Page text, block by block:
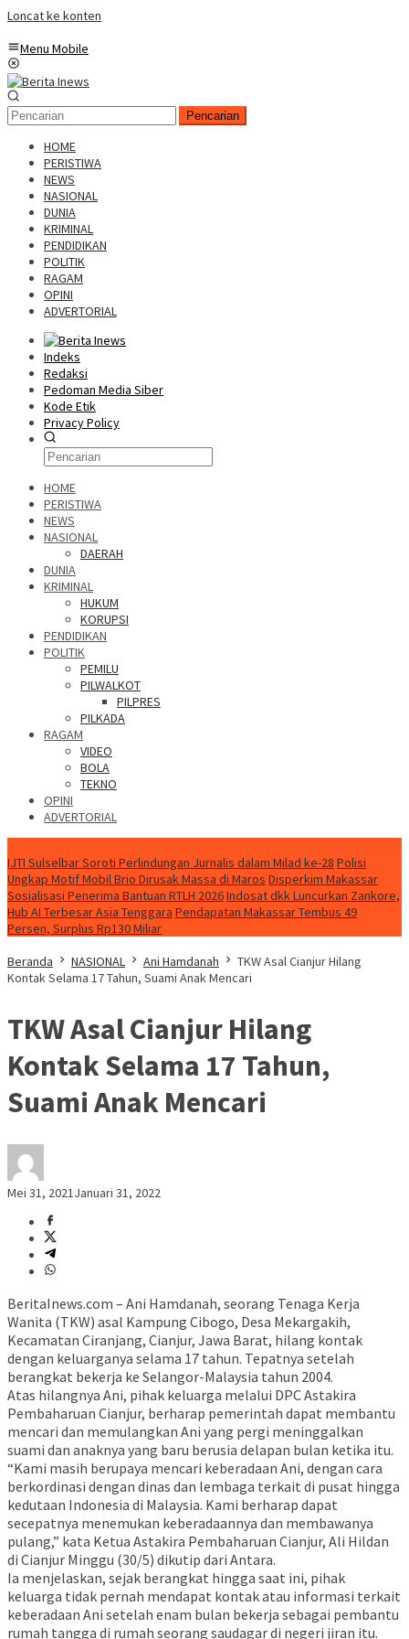
Loncat ke konten
Menu Mobile
Pencarian
HOME
PERISTIWA
NEWS
NASIONAL
DUNIA
KRIMINAL
PENDIDIKAN
POLITIK
RAGAM
OPINI
ADVERTORIAL
Indeks
Redaksi
Pedoman Media Siber
Kode Etik
Privacy Policy
HOME
PERISTIWA
NEWS
NASIONAL
DAERAH
DUNIA
KRIMINAL
HUKUM
KORUPSI
PENDIDIKAN
POLITIK
PEMILU
PILWALKOT
PILPRES
PILKADA
RAGAM
VIDEO
BOLA
TEKNO
OPINI
ADVERTORIAL
IJTI Sulselbar Soroti Perlindungan Jurnalis dalam Milad ke-28 Polisi
Ungkap Motif Mobil Brio Dirusak Massa di Maros Disperkim Makassar
Sosialisasi Penerima Bantuan RTLH 2026Indosat dkk Luncurkan Zankore,
Hub AI Terbesar Asia Tenggara Pendapatan Makassar Tembus 49
Persen, Surplus Rp130 Miliar
Beranda
NASIONAL Ani Hamdanah
TKW Asal Cianjur Hilang
Kontak Selama 17 Tahun, Suami Anak Mencari
TKW Asal Cianjur Hilang
Kontak Selama 17 Tahun,
Suami Anak Mencari
Mei 31, 2021Januari 31, 2022
BeritaInews.com – Ani Hamdanah, seorang Tenaga Kerja
Wanita (TKW) asal Kampung Cibogo, Desa Mekargakih,
Kecamatan Ciranjang, Cianjur, Jawa Barat, hilang kontak
dengan keluarganya selama 17 tahun. Tepatnya setelah
berangkat bekerja ke Selangor-Malaysia tahun 2004.
Atas hilangnya Ani, pihak keluarga melalui DPC Astakira
Pembaharuan Cianjur, berharap pemerintah dapat membantu
mencari dan memulangkan Ani yang pergi meninggalkan
suami dan anaknya yang baru berusia delapan bulan ketika itu.
“Kami masih berupaya mencari keberadaan Ani, dengan cara
berkordinasi dengan dinas dan lembaga terkait di pusat hingga
kedutaan Indonesia di Malaysia. Kami berharap dapat
secepatnya menemukan keberadaannya dan membawanya
pulang,” kata Ketua Astakira Pembaharuan Cianjur, Ali Hildan
di Cianjur Minggu (30/5) dikutip dari Antara.
Ia menjelaskan, sejak berangkat hingga saat ini, pihak
keluarga tidak pernah mendapat kontak atau informasi terkait
keberadaan Ani setelah enam bulan bekerja sebagai pembantu
rumah tangga di rumah seorang saudagar di negeri jiran itu.